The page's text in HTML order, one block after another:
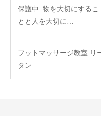
保護中: 物を大切にするこ
とと人を大切に…
フットマッサージ教室 リ
タン